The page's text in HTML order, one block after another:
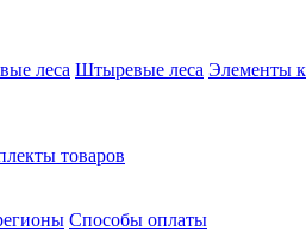
леса Штыревые леса Элементы
товаров
Способы оплаты